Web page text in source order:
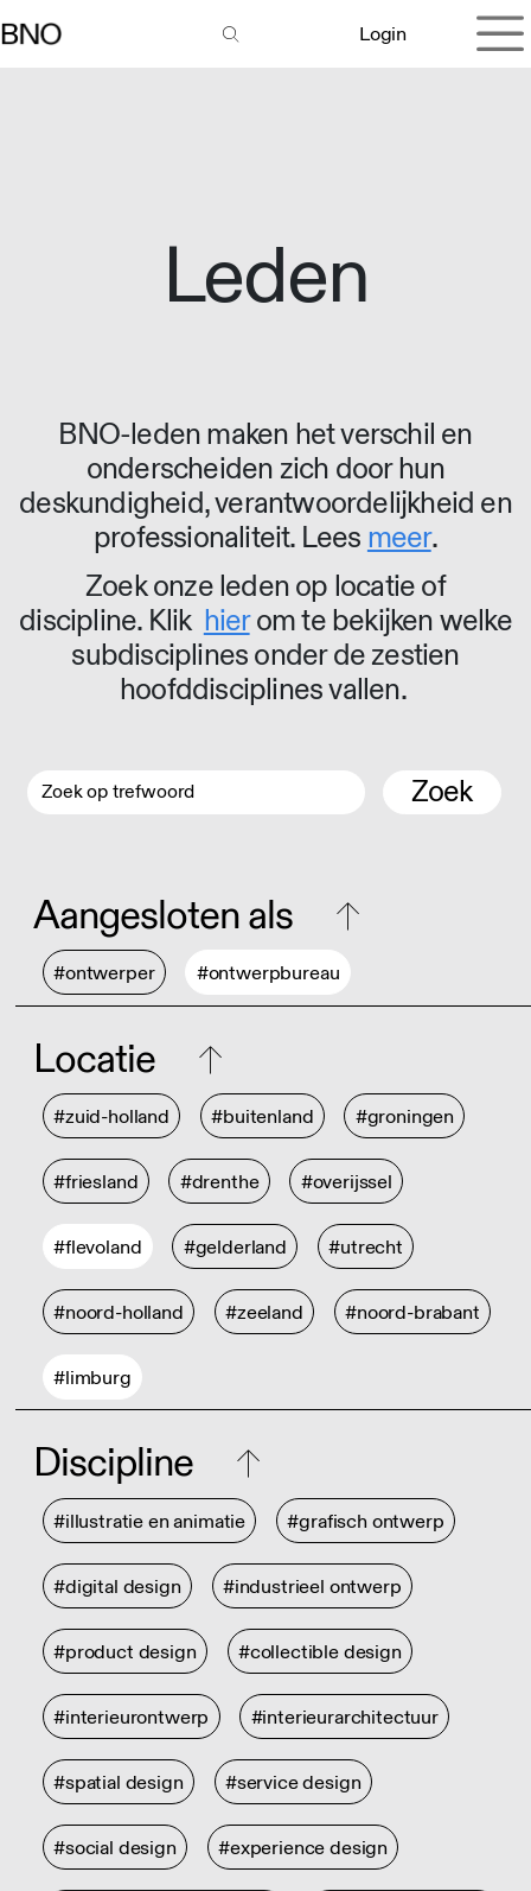
Login
Leden
BNO-leden maken het verschil en
onderscheiden zich door hun
deskundigheid, verantwoordelijkheid en
professionaliteit. Lees meer.
Zoek onze leden op locatie of
discipline. Klik hierom te bekijken welke
subdisciplines onder de zestien
hoofddisciplines vallen.
Zoek
Aangesloten als
#ontwerper #ontwerpbureau
Locatie
#zuid-holland #buitenland #groningen
#friesland #drenthe #overijssel
#flevoland #gelderland #utrecht
#noord-holland #zeeland #noord-brabant
#limburg
Discipline
#illustratie en animatie #grafisch ontwerp
#digital design #industrieel ontwerp
#product design #collectible design
#interieurontwerp #interieurarchitectuur
#spatial design #service design
#social design #experience design